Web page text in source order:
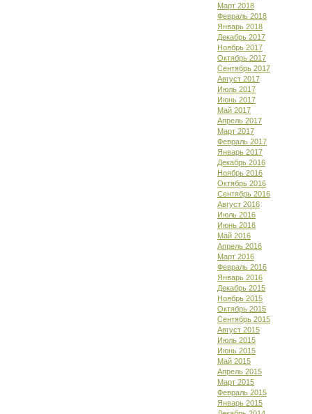
Март 2018
Февраль 2018
Январь 2018
Декабрь 2017
Ноябрь 2017
Октябрь 2017
Сентябрь 2017
Август 2017
Июль 2017
Июнь 2017
Май 2017
Апрель 2017
Март 2017
Февраль 2017
Январь 2017
Декабрь 2016
Ноябрь 2016
Октябрь 2016
Сентябрь 2016
Август 2016
Июль 2016
Июнь 2016
Май 2016
Апрель 2016
Март 2016
Февраль 2016
Январь 2016
Декабрь 2015
Ноябрь 2015
Октябрь 2015
Сентябрь 2015
Август 2015
Июль 2015
Июнь 2015
Май 2015
Апрель 2015
Март 2015
Февраль 2015
Январь 2015